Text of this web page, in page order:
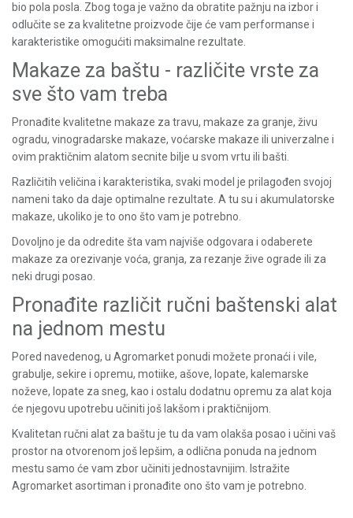
bio pola posla. Zbog toga je važno da obratite pažnju na izbor i
odlučite se za kvalitetne proizvode čije će vam performanse i
karakteristike omogućiti maksimalne rezultate.
Makaze za baštu - različite vrste za
sve što vam treba
Pronađite kvalitetne makaze za travu, makaze za granje, živu
ogradu, vinogradarske makaze, voćarske makaze ili univerzalne i
ovim praktičnim alatom secnite bilje u svom vrtu ili bašti.
Različitih veličina i karakteristika, svaki model je prilagođen svojoj
nameni tako da daje optimalne rezultate. A tu su i akumulatorske
makaze, ukoliko je to ono što vam je potrebno.
Dovoljno je da odredite šta vam najviše odgovara i odaberete
makaze za orezivanje voća, granja, za rezanje žive ograde ili za
neki drugi posao.
Pronađite različit ručni baštenski alat
na jednom mestu
Pored navedenog, u Agromarket ponudi možete pronaći i vile,
grabulje, sekire i opremu, motiike, ašove, lopate, kalemarske
noževe, lopate za sneg, kao i ostalu dodatnu opremu za alat koja
će njegovu upotrebu učiniti još lakšom i praktičnijom.
Kvalitetan ručni alat za baštu je tu da vam olakša posao i učini vaš
prostor na otvorenom još lepšim, a odlična ponuda na jednom
mestu samo će vam zbor učiniti jednostavnijim. Istražite
Agromarket asortiman i pronađite ono što vam je potrebno.